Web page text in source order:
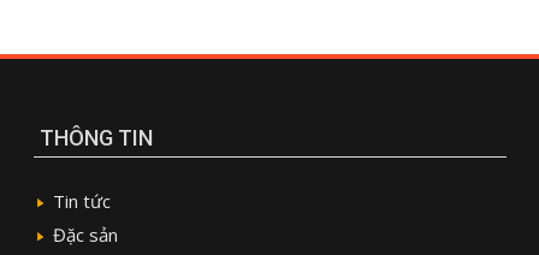
THÔNG TIN
Tin tức
Đặc sản